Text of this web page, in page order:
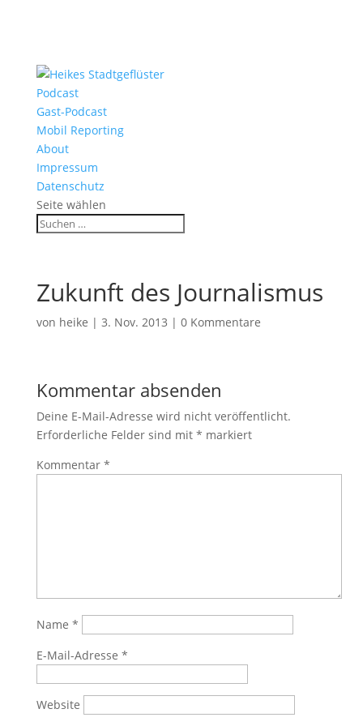
Podcast
Gast-Podcast
Mobil Reporting
About
Impressum
Datenschutz
Seite wählen
Zukunft des Journalismus
von heike | 3. Nov. 2013 | 0 Kommentare
Kommentar absenden
Deine E-Mail-Adresse wird nicht veröffentlicht.
Erforderliche Felder sind mit * markiert
Kommentar *
Name *
E-Mail-Adresse *
Website